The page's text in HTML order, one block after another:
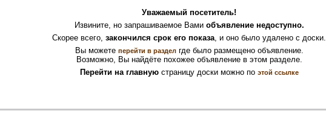
Уважаемый посетитель!
Извините, но запрашиваемое Вами объявление недоступно.
Скорее всего, закончился срок его показа, и оно было удалено с доски.
Вы можете перейти в разделгде было размещено объявление.
Возможно, Вы найдёте похожее объявление в этом разделе.
Перейти на главнуюстраницу доски можно по этой ссылке